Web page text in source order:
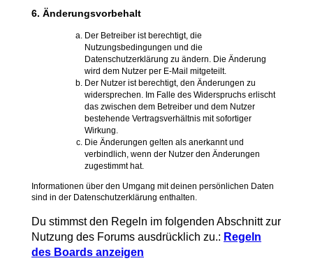
6. Änderungsvorbehalt
Der Betreiber ist berechtigt, die
Nutzungsbedingungen und die
Datenschutzerklärung zu ändern. Die Änderung
wird dem Nutzer per E-Mail mitgeteilt.
Der Nutzer ist berechtigt, den Änderungen zu
widersprechen. Im Falle des Widerspruchs erlischt
das zwischen dem Betreiber und dem Nutzer
bestehende Vertragsverhältnis mit sofortiger
Wirkung.
Die Änderungen gelten als anerkannt und
verbindlich, wenn der Nutzer den Änderungen
zugestimmt hat.
Informationen über den Umgang mit deinen persönlichen Daten
sind in der Datenschutzerklärung enthalten.
Du stimmst den Regeln im folgenden Abschnitt zur
Nutzung des Forums ausdrücklich zu.: Regeln
des Boards anzeigen